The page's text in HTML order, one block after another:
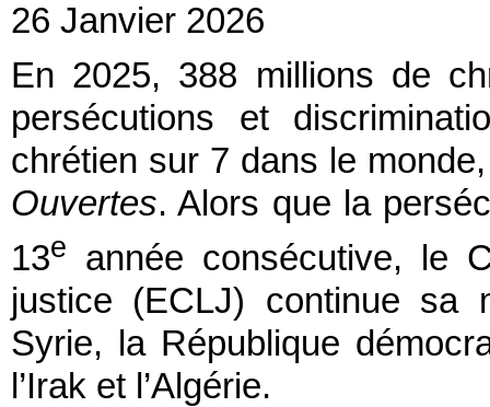
26 Janvier 2026
En 2025, 388 millions de
persécutions et
chrétien sur 7 dans le
Ouvertes. Alors que la
13e
année consécutive, le
justice (ECLJ) continue sa
Syrie, la République
l’Irak et l’Algérie.